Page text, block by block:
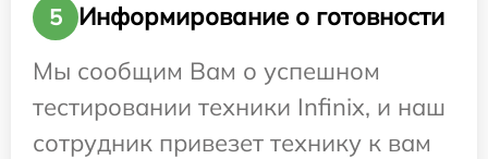
5
Информирование о готовности
Мы сообщим Вам о успешном
тестировании техники Infinix, и наш
сотрудник привезет технику к вам